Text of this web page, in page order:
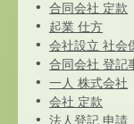
合同会社 定款
起業 仕方
会社設立 社会
合同会社 登記
一人 株式会社
会社 定款
法人登記 申請